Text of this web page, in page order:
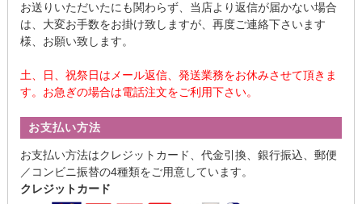
お送りいただいたにも関わらず、当店より返信が届かない場合
は、大変お手数をお掛け致しますが、再度ご連絡下さいます
様、お願い致します。
土、日、祝祭日はメール返信、発送業務をお休みさせて頂きま
す。お急ぎの場合は電話注文をご利用下さい。
お支払い方法
お支払い方法はクレジットカード、代金引換、銀行振込、郵便
／コンビニ振替の4種類をご用意しています。
クレジットカード